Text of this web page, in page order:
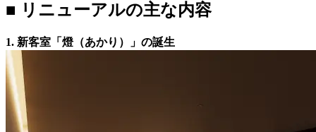
■ リニューアルの主な内容
1. 新客室「燈（あかり）」の誕生